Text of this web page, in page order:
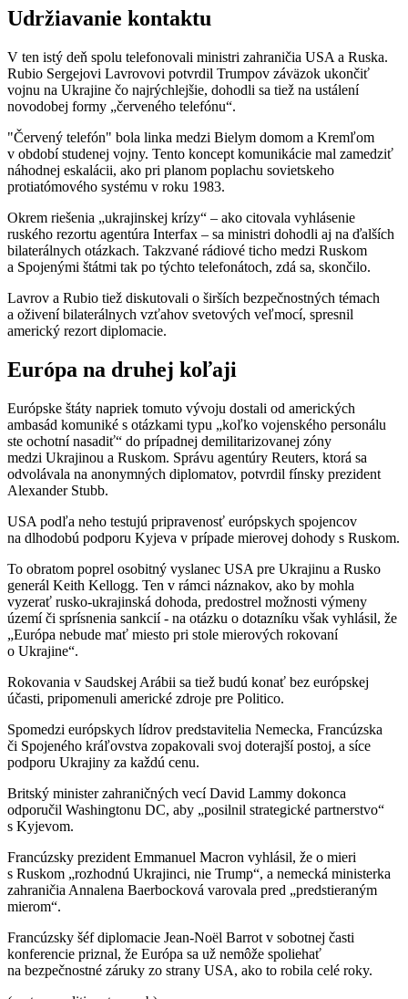
Udržiavanie kontaktu
V ten istý deň spolu telefonovali ministri zahraničia USA a Ruska.
Rubio Sergejovi Lavrovovi potvrdil Trumpov záväzok ukončiť
vojnu na Ukrajine čo najrýchlejšie, dohodli sa tiež na ustálení
novodobej formy „červeného telefónu“.
"Červený telefón" bola linka medzi Bielym domom a Kremľom
v období studenej vojny. Tento koncept komunikácie mal zamedziť
náhodnej eskalácii, ako pri planom poplachu sovietskeho
protiatómového systému v roku 1983.
Okrem riešenia „ukrajinskej krízy“ – ako citovala vyhlásenie
ruského rezortu agentúra Interfax – sa ministri dohodli aj na ďalších
bilaterálnych otázkach. Takzvané rádiové ticho medzi Ruskom
a Spojenými štátmi tak po týchto telefonátoch, zdá sa, skončilo.
Lavrov a Rubio tiež diskutovali o širších bezpečnostných témach
a oživení bilaterálnych vzťahov svetových veľmocí, spresnil
americký rezort diplomacie.
Európa na druhej koľaji
Európske štáty napriek tomuto vývoju dostali od amerických
ambasád komuniké s otázkami typu „koľko vojenského personálu
ste ochotní nasadiť“ do prípadnej demilitarizovanej zóny
medzi Ukrajinou a Ruskom. Správu agentúry Reuters, ktorá sa
odvolávala na anonymných diplomatov, potvrdil fínsky prezident
Alexander Stubb.
USA podľa neho testujú pripravenosť európskych spojencov
na dlhodobú podporu Kyjeva v prípade mierovej dohody s Ruskom.
To obratom poprel osobitný vyslanec USA pre Ukrajinu a Rusko
generál Keith Kellogg. Ten v rámci náznakov, ako by mohla
vyzerať rusko-ukrajinská dohoda, predostrel možnosti výmeny
území či sprísnenia sankcií - na otázku o dotazníku však vyhlásil, že
„Európa nebude mať miesto pri stole mierových rokovaní
o Ukrajine“.
Rokovania v Saudskej Arábii sa tiež budú konať bez európskej
účasti, pripomenuli americké zdroje pre Politico.
Spomedzi európskych lídrov predstavitelia Nemecka, Francúzska
či Spojeného kráľovstva zopakovali svoj doterajší postoj, a síce
podporu Ukrajiny za každú cenu.
Britský minister zahraničných vecí David Lammy dokonca
odporučil Washingtonu DC, aby „posilnil strategické partnerstvo“
s Kyjevom.
Francúzsky prezident Emmanuel Macron vyhlásil, že o mieri
s Ruskom „rozhodnú Ukrajinci, nie Trump“, a nemecká ministerka
zahraničia Annalena Baerbocková varovala pred „predstieraným
mierom“.
Francúzsky šéf diplomacie Jean-Noël Barrot v sobotnej časti
konferencie priznal, že Európa sa už nemôže spoliehať
na bezpečnostné záruky zo strany USA, ako to robila celé roky.